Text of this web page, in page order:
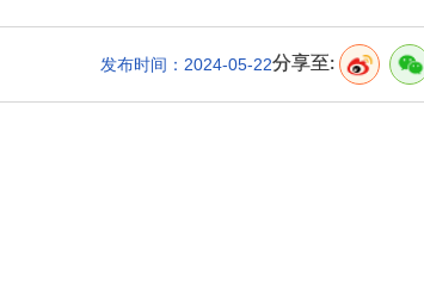
发布时间：2024-05-22分享至: